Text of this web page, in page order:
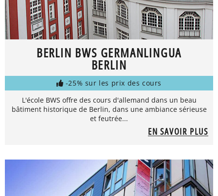
BERLIN BWS GERMANLINGUA
BERLIN
-25% sur les prix des cours
L'école BWS offre des cours d'allemand dans un beau
bâtiment historique de Berlin, dans une ambiance sérieuse
et feutrée...
EN SAVOIR PLUS